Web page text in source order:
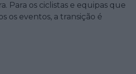
Para os ciclistas e equipas que
os eventos, a transição é